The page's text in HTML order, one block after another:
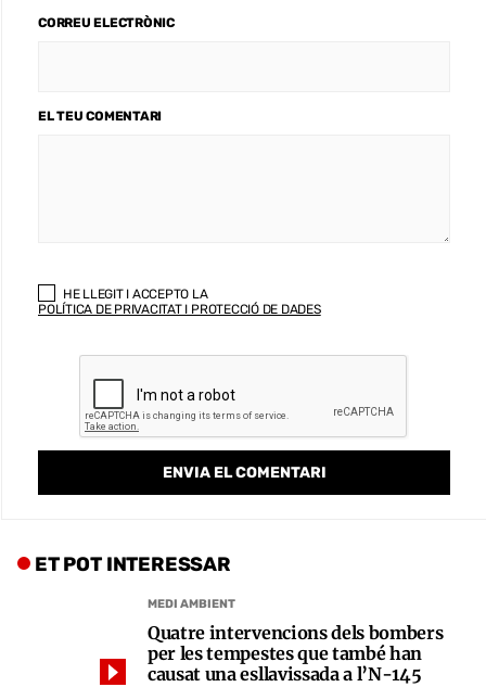
CORREU ELECTRÒNIC
EL TEU COMENTARI
HE LLEGIT I ACCEPTO LA
POLÍTICA DE PRIVACITAT I PROTECCIÓ DE DADES
ET POT INTERESSAR
MEDI AMBIENT
Quatre intervencions dels bombers
per les tempestes que també han
causat una esllavissada a l’N-145